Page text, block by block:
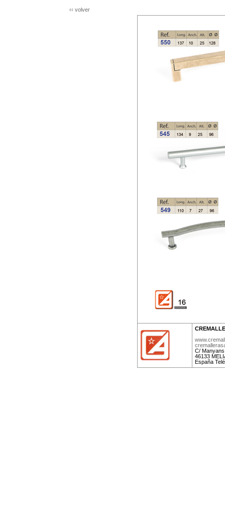
‹‹ volver
C/
46133
España